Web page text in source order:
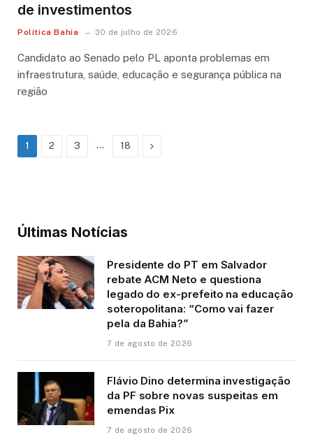
de investimentos
Política Bahia 30 de julho de 2026
Candidato ao Senado pelo PL aponta problemas em
infraestrutura, saúde, educação e segurança pública na
região
1 2 3 … 18 Next
Últimas Notícias
Presidente do PT em Salvador
rebate ACM Neto e questiona
legado do ex-prefeito na educação
soteropolitana: “Como vai fazer
pela da Bahia?”
7 de agosto de 2026
Flávio Dino determina investigação
da PF sobre novas suspeitas em
emendas Pix
7 de agosto de 2026